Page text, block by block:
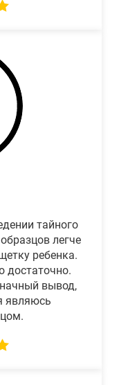
тайного
легче
ребенка.
достаточно.
вывод,
являюсь